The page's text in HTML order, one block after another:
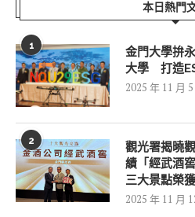
本日熱門
1
金門大學拚
大學 打造
2025 年 11 月 5
2
觀光署揭曉
績「經武酒
三大景點榮
2025 年 11 月